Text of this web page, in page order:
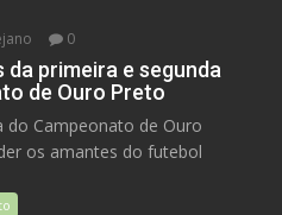
0
primeira e segunda
de Ouro Preto
Campeonato de Ouro
os amantes do futebol